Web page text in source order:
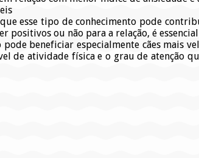
esse tipo de conhecimento pode
positivos ou não para a relação, é
beneficiar especialmente cães mais
de atividade física e o grau de atenção